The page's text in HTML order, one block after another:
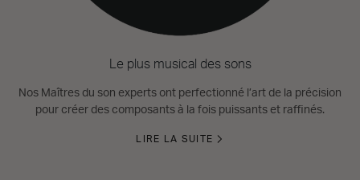
Le plus musical des sons
Nos Maîtres du son experts ont perfectionné l’art de la précision
pour créer des composants à la fois puissants et raffinés.
LIRE LA SUITE